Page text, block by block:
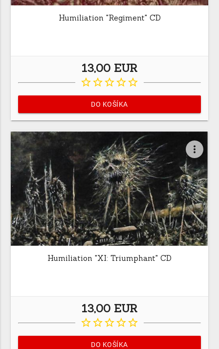
Humiliation "Regiment" CD
13,00 EUR
star_borderstar_borderstar_borderstar_borderstar_border
DO KOŠÍKA
more_vert
Humiliation "XI: Triumphant" CD
13,00 EUR
star_borderstar_borderstar_borderstar_borderstar_border
DO KOŠÍKA